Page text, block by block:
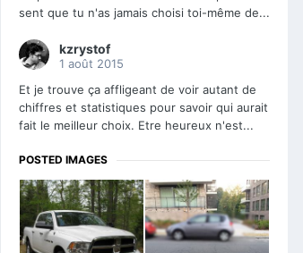
sent que tu n'as jamais choisi toi-même de...
kzrystof
1 août 2015
Et je trouve ça affligeant de voir autant de
chiffres et statistiques pour savoir qui aurait
fait le meilleur choix. Etre heureux n'est...
POSTED IMAGES